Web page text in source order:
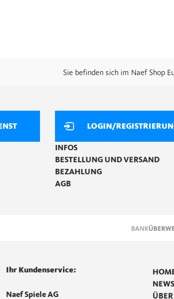
Sie befinden sich im Naef Shop
LOGIN/
INFOS
BESTELLUNG UND VERSAND
BEZAHLUNG
AGB
Ihr Kundenservice:
Naef Spiele AG
NEWS